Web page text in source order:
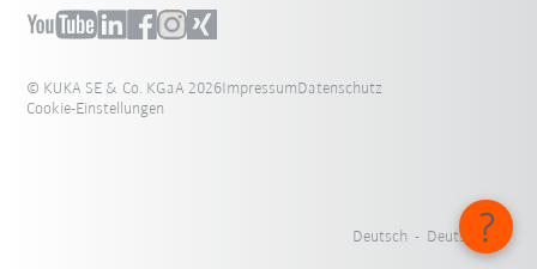
© KUKA SE & Co. KGaA 2026ImpressumDatenschutz
Cookie-Einstellungen
Deutsch - Deutschland